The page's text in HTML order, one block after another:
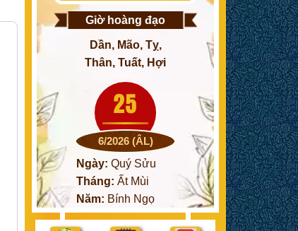
Giờ hoàng đạo
Dần, Mão, Tỵ,
Thân, Tuất, Hợi
25
6/2026 (ÂL)
Ngày:Quý Sửu
Tháng:Ất Mùi
Năm: Bính Ngọ